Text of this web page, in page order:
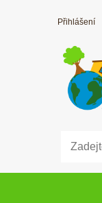
Přihlášení